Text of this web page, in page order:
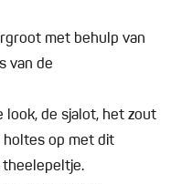
met behulp van
van de
look, de sjalot, het zout
holtes op met dit
theelepeltje.